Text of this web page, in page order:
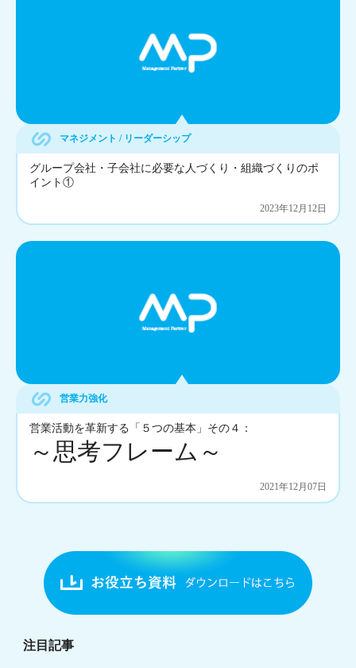
マネジメント / リーダーシップ
グループ会社・子会社に必要な人づくり・組織づくりのポ
イント①
2023年12月12日
営業力強化
営業活動を革新する「５つの基本」その４：
～思考フレーム～
2021年12月07日
注目記事